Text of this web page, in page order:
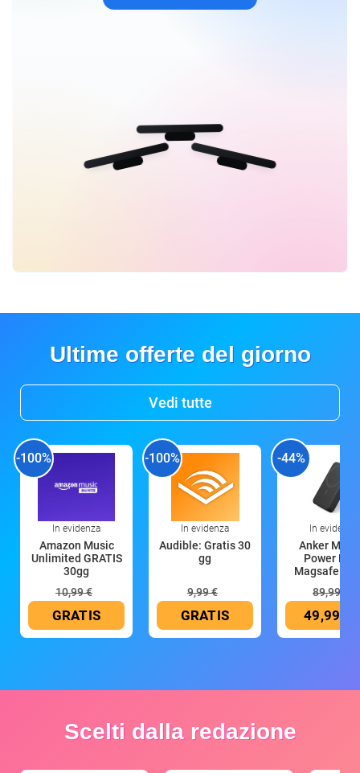
Ultime offerte del giorno
Vedi tutte
-100%
In evidenza
Amazon Music
Unlimited GRATIS
30gg
10,99 €
GRATIS
-100%
In evidenza
Audible: Gratis 30
gg
9,99 €
GRATIS
-44%
In evidenza
Anker
Power
Magsafe
89,99 €
49,99 €
Scelti dalla redazione